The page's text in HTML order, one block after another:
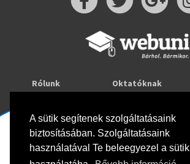
A sütik segítenek szolgáltatásaink
biztosításában. Szolgáltatásaink
használatával Te beleegyezel a sütik
Rólunk
Oktatóknak
Webuni Stúdió
Info
Adatkezelési tájékoztató
ÁSZF